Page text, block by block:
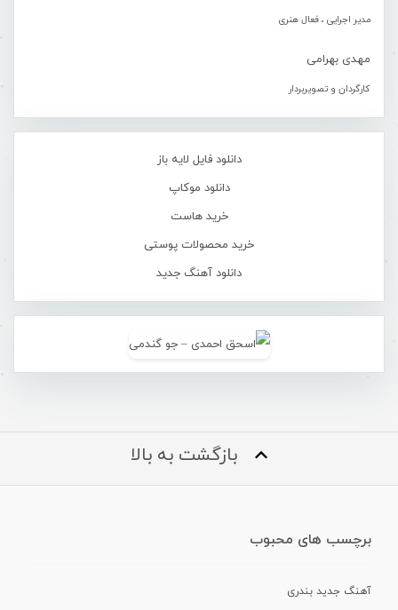
مدیر اجرایی ، فعال هنری
مهدی بهرامی
کارگردان و تصویربردار
دانلود فایل لایه باز
دانلود موکاپ
خرید هاست
خرید محصولات پوستی
دانلود آهنگ جدید
بازگشت به بالا
برچسب های محبوب
آهنگ جدید بندری